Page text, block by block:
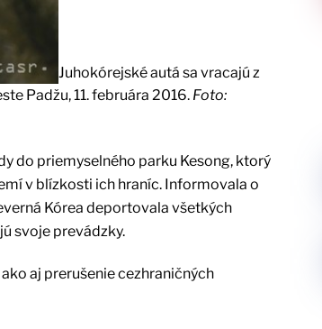
Juhokórejské autá sa vracajú z
Padžu, 11. februára 2016. Foto:
do priemyselného parku Kesong, ktorý
v blízkosti ich hraníc. Informovala o
Kórea deportovala všetkých
svoje prevádzky.
aj prerušenie cezhraničných